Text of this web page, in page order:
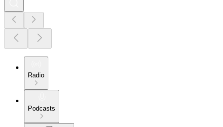
Radio
Podcasts